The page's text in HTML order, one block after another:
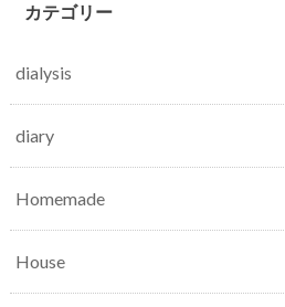
カテゴリー
dialysis
diary
Homemade
House